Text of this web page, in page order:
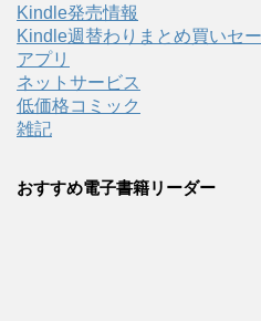
Kindle発売情報
Kindle週替わりまとめ買いセ
アプリ
ネットサービス
低価格コミック
雑記
おすすめ電子書籍リーダー